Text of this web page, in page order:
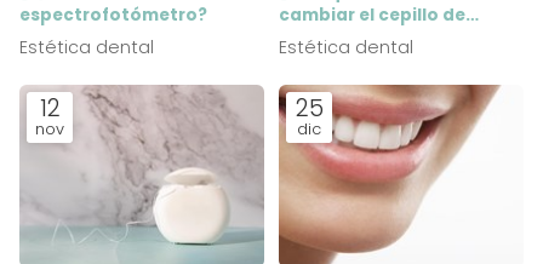
espectrofotómetro?
Estética dental
cambiar el cepillo de
dientes?
Estética dental
12
nov
25
dic